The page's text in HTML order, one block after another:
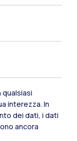
qualsiasi
interezza. In
dei dati, i dati
ancora